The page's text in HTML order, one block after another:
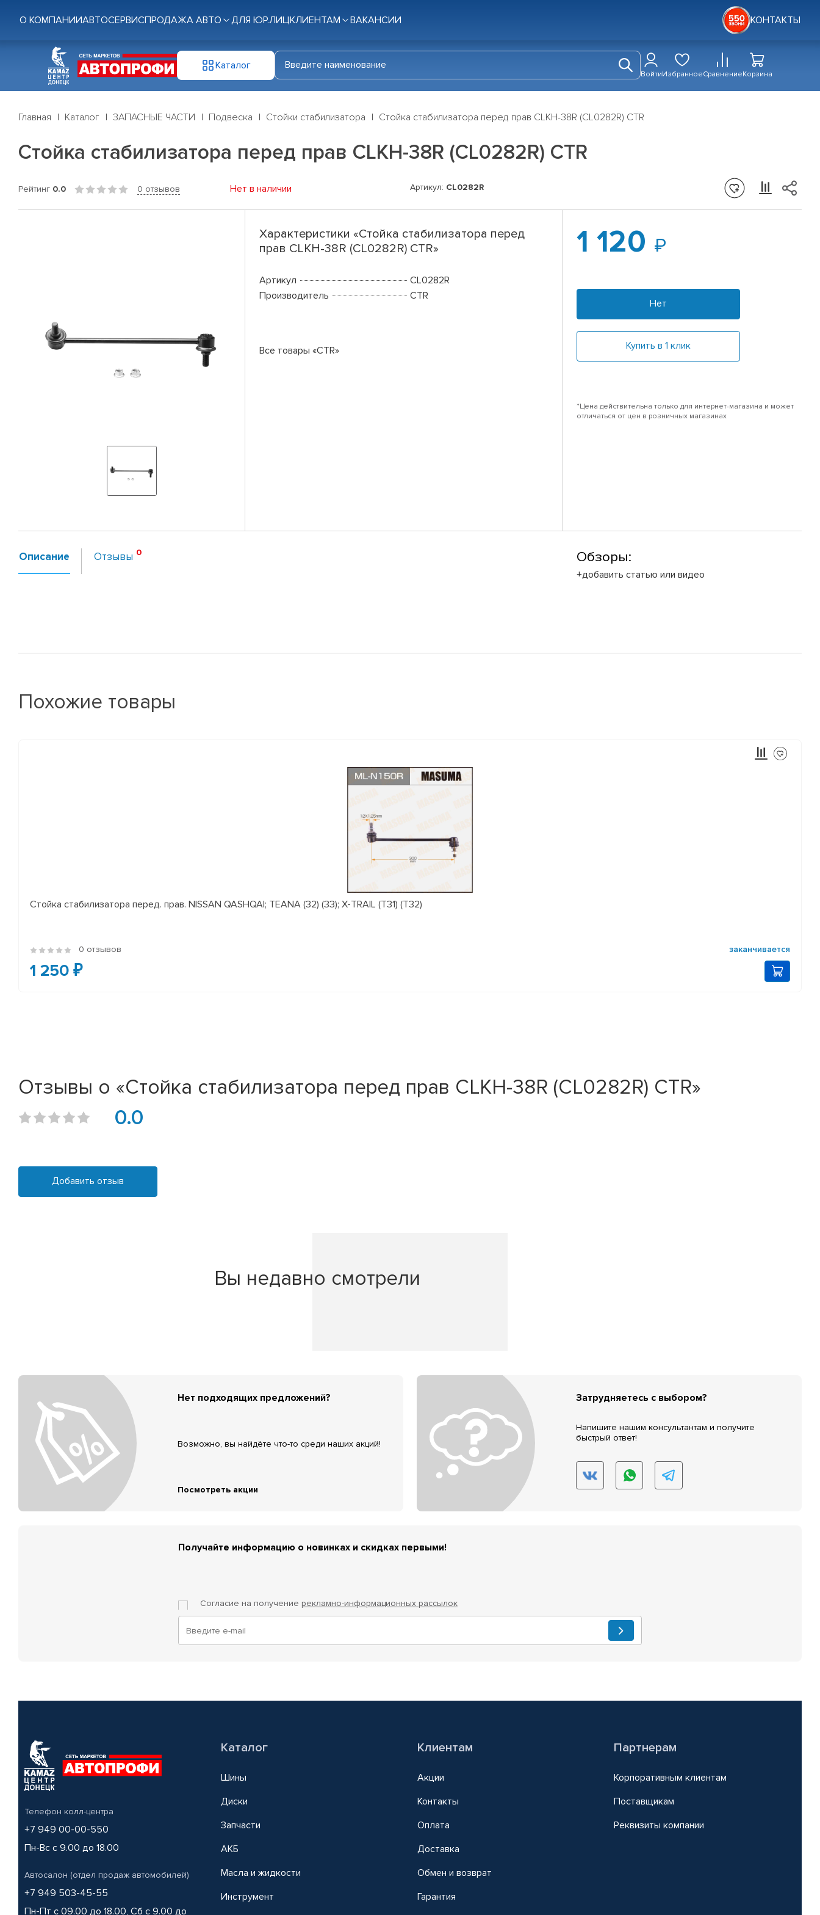
О КОМПАНИИАВТОСЕРВИСПРОДАЖА АВТО ДЛЯ ЮР.ЛИЦКЛИЕНТАМ ВАКАНСИИ КОНТАКТЫ
Каталог
ВойтиИзбранноеСравнениеКорзина
Главная Каталог ЗАПАСНЫЕ ЧАСТИ Подвеска Стойки стабилизатора Стойка стабилизатора перед прав CLKH-38R (CL0282R) CTR
Стойка стабилизатора перед прав CLKH-38R (CL0282R) CTR
Рейтинг 0.0 0 отзывов Нет в наличии Артикул: CL0282R
Характеристики «Стойка стабилизатора перед
прав CLKH-38R (CL0282R) CTR»
Артикул
CL0282R
Производитель
CTR
Все товары «CTR»
1 120
Нет
Купить в 1 клик
*Цена действительна только для интернет-магазина и может
отличаться от цен в розничных магазинах
Описание Отзывы Обзоры:
+добавить статью или видео
Похожие товары
Стойка стабилизатора перед. прав. NISSAN QASHQAI; TEANA (32) (33); X-TRAIL (T31) (T32)
0 отзывов заканчивается
1 250 ₽
Отзывы о «Стойка стабилизатора перед прав CLKH-38R (CL0282R) CTR»
0.0
Добавить отзыв
Вы недавно смотрели
Нет подходящих предложений?
Возможно, вы найдёте что-то среди наших акций!
Посмотреть акции
Затрудняетесь с выбором?
Напишите нашим консультантам и получите
быстрый ответ!
Получайте информацию о новинках и скидках первыми!
Согласие на получение рекламно-информационных рассылок
Телефон колл-центра
+7 949 00-00-550
Пн-Вс с 9.00 до 18.00
Автосалон (отдел продаж автомобилей)
+7 949 503-45-55
Пн-Пт с 09.00 до 18.00, Сб с 9.00 до
Каталог
Шины
Диски
Запчасти
АКБ
Масла и жидкости
Инструмент
Клиентам
Акции
Контакты
Оплата
Доставка
Обмен и возврат
Гарантия
Партнерам
Корпоративным клиентам
Поставщикам
Реквизиты компании